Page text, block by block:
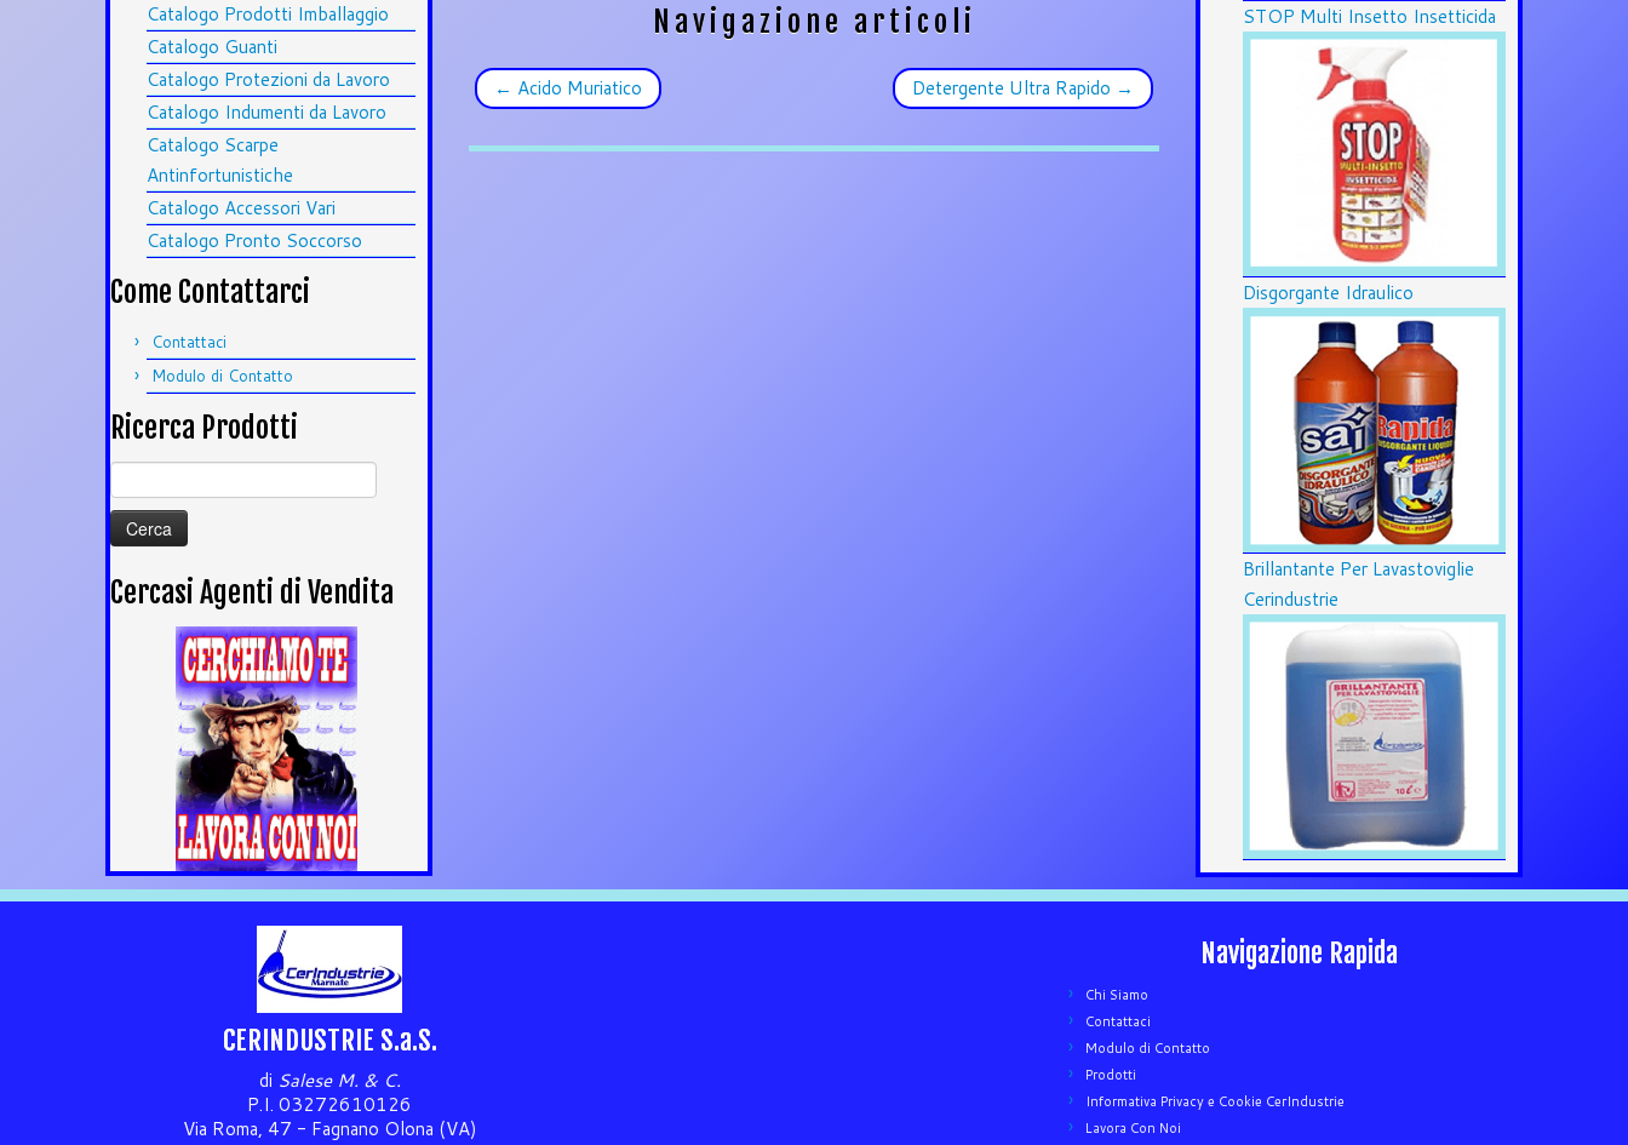
Catalogo Prodotti Imballaggio
Catalogo Guanti
Catalogo Protezioni da Lavoro
Catalogo Indumenti da Lavoro
Catalogo Scarpe
Antinfortunistiche
Catalogo Accessori Vari
Catalogo Pronto Soccorso
Come Contattarci
Contattaci
Modulo di Contatto
Ricerca Prodotti
per:
Cercasi Agenti di Vendita
Navigazione articoli
Detergente Ultra Rapido →
← Acido Muriatico
STOP Multi Insetto Insetticida
Disgorgante Idraulico
Brillantante Per Lavastoviglie
Cerindustrie
CERINDUSTRIE S.a.S.
di Salese M. & C.
P.I. 03272610126
Via Roma, 47 - Fagnano Olona (VA)
Navigazione Rapida
Chi Siamo
Contattaci
Modulo di Contatto
Prodotti
Informativa Privacy e Cookie CerIndustrie
Lavora Con Noi